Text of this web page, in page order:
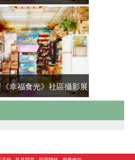
幸福食光》社區攝影展